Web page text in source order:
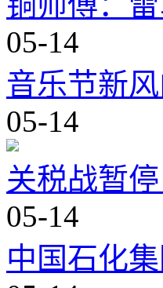
05-14
音乐节新
05-14
关税战暂
05-14
中国石化